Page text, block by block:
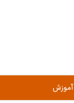
آموزش